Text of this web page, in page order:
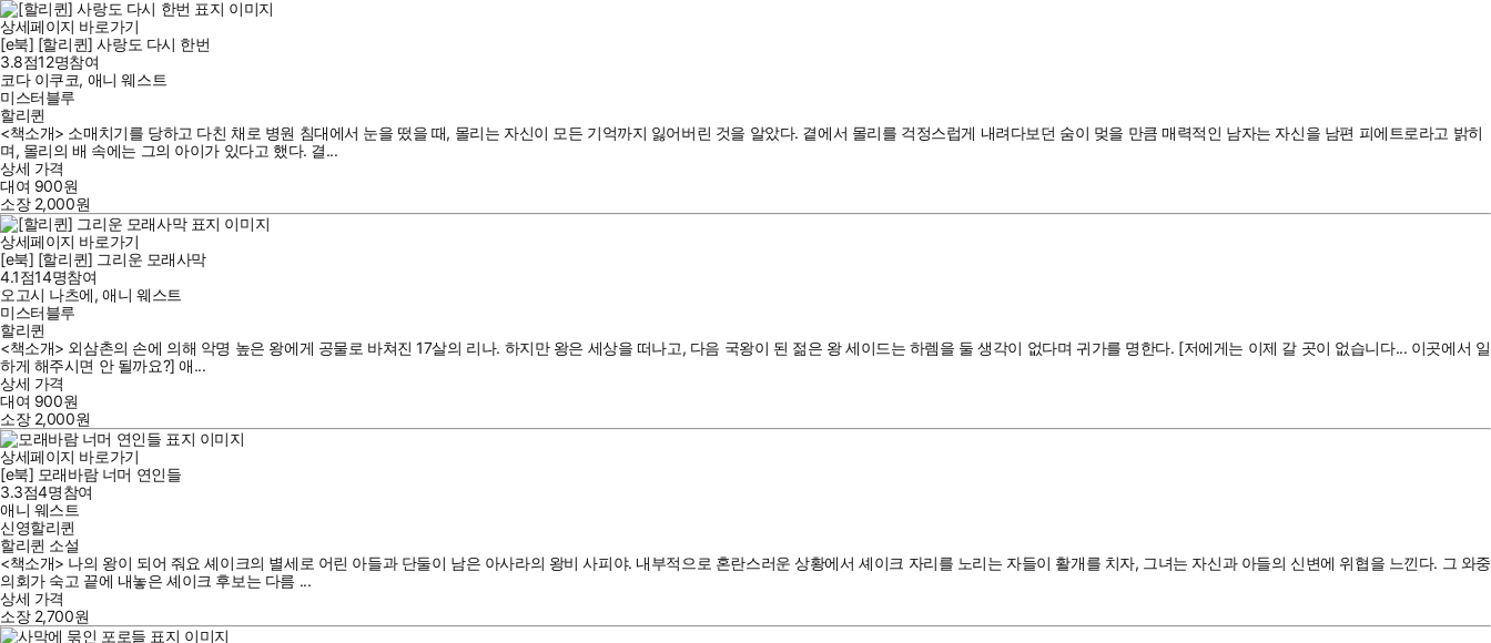
상세페이지 바로가기
[e북] [할리퀸] 사랑도 다시 한번
3.8점12명참여
코다 이쿠코, 애니 웨스트
미스터블루
할리퀸
<책소개> 소매치기를 당하고 다친 채로 병원 침대에서 눈을 떴을 때, 몰리는 자신이 모든 기억까지 잃어버린 것을 알았다. 곁에서 몰리를 걱정스럽게 내려다보던 숨이 멎을 만큼 매력적인 남자는 자신을 남편 피에트로라고 밝히
며, 몰리의 배 속에는 그의 아이가 있다고 했다. 결...
상세 가격
대여 900원
소장 2,000원
상세페이지 바로가기
[e북] [할리퀸] 그리운 모래사막
4.1점14명참여
오고시 나츠에,애니 웨스트
미스터블루
할리퀸
<책소개> 외삼촌의 손에 의해 악명 높은 왕에게 공물로 바쳐진 17살의 리나. 하지만 왕은 세상을 떠나고, 다음 국왕이 된 젊은 왕 세이드는 하렘을 둘 생각이 없다며 귀가를 명한다. [저에게는 이제 갈 곳이 없습니다... 이곳에서 일
하게 해주시면 안 될까요?] 애...
상세 가격
대여 900원
소장 2,000원
상세페이지 바로가기
[e북] 모래바람 너머 연인들
3.3점4명참여
애니 웨스트
신영할리퀸
할리퀸 소설
<책소개> 나의 왕이 되어 줘요 셰이크의 별세로 어린 아들과 단둘이 남은 아사라의 왕비 사피야. 내부적으로 혼란스러운 상황에서 셰이크 자리를 노리는 자들이 활개를 치자, 그녀는 자신과 아들의 신변에 위협을 느낀다. 그 와중
의회가 숙고 끝에 내놓은 셰이크 후보는 다름 ...
상세 가격
소장 2,700원